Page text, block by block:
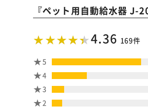
『ペット用自動給水器 J-
4.36 169件
5
4
3
2